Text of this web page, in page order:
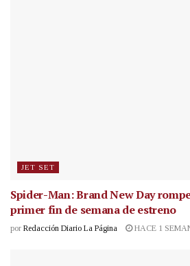
JET SET
Spider-Man: Brand New Day
primer fin de semana de estreno
por Redacción Diario La Página HACE 1